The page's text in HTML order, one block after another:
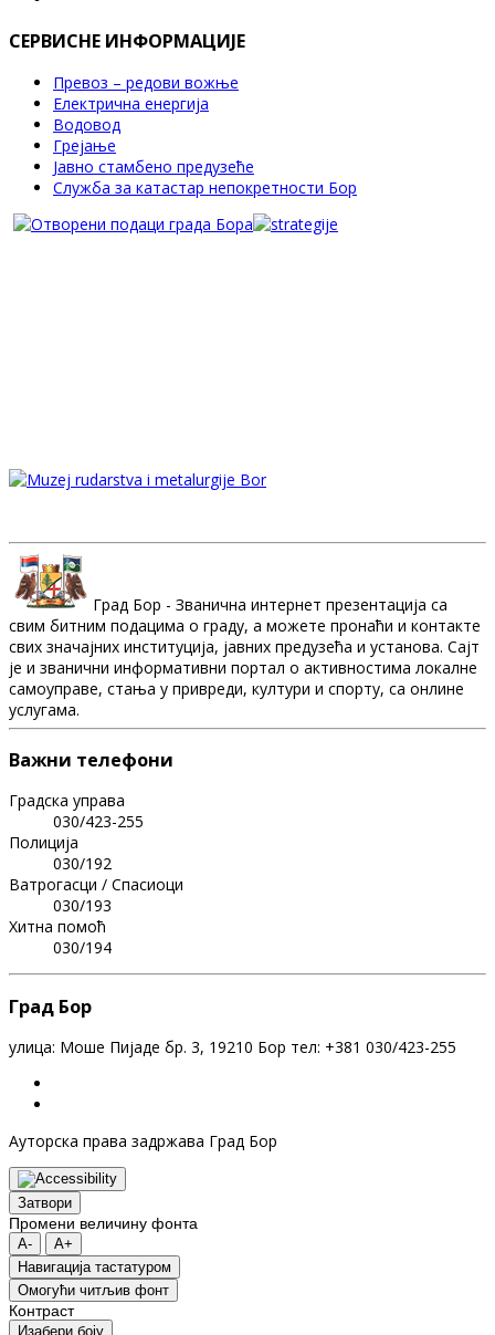
СЕРВИСНЕ ИНФОРМАЦИЈЕ
Превоз – редови вожње
Електрична енергија
Водовод
Грејање
Јавно стамбено предузеће
Служба за катастар непокретности Бор
Град Бор - Званична интернет презентација са
свим битним подацима о граду, а можете пронаћи и контакте
свих значајних институција, јавних предузећа и установа. Сајт
је и званични информативни портал о активностима локалне
самоуправе, стања у привреди, култури и спорту, са онлине
услугама.
Важни телефони
Градска управа
030/423-255
Полиција
030/192
Ватрогасци / Спасиоци
030/193
Хитна помоћ
030/194
Град Бор
улица: Моше Пијаде бр. 3, 19210 Бор тел: +381 030/423-255
Ауторска права задржава Град Бор
Затвори
Промени величину фонта
A-
A+
Навигација тастатуром
Oмогући читљив фонт
Контраст
Изабери боју